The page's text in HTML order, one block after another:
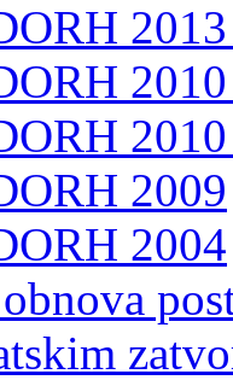
2009
2004